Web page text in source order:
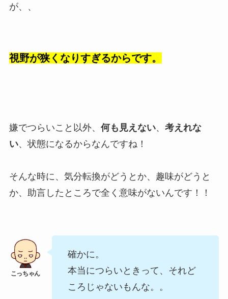
が、、
視野が狭くなりすぎるからです。
嫌でつらいこと以外、 何も見えない、 考えれな
い、状態になるからなんですね！
そんな時に、気分転換がどうとか、趣味がどうと
か、助言したところで全く意味がないんです！！
確かに。
本当につらいときって、それど
ころじゃないもんな。。